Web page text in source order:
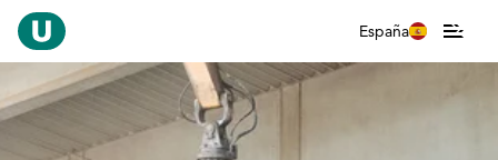
España